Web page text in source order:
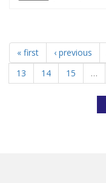
« first ‹ previous
13
14 15 …